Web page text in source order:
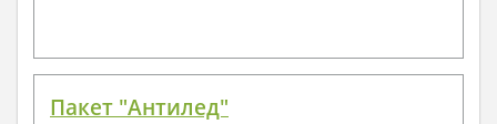
Пакет "Антилед"